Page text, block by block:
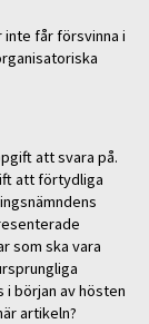
får försvinna i
att svara på.
att förtydliga
som ska vara
i början av hösten
artikeln?